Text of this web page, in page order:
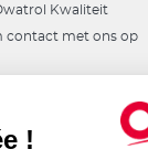
!
Kwaliteit
contact met ons op
Internationale